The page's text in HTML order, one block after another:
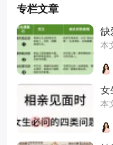
专栏文章
缺
本
女
本